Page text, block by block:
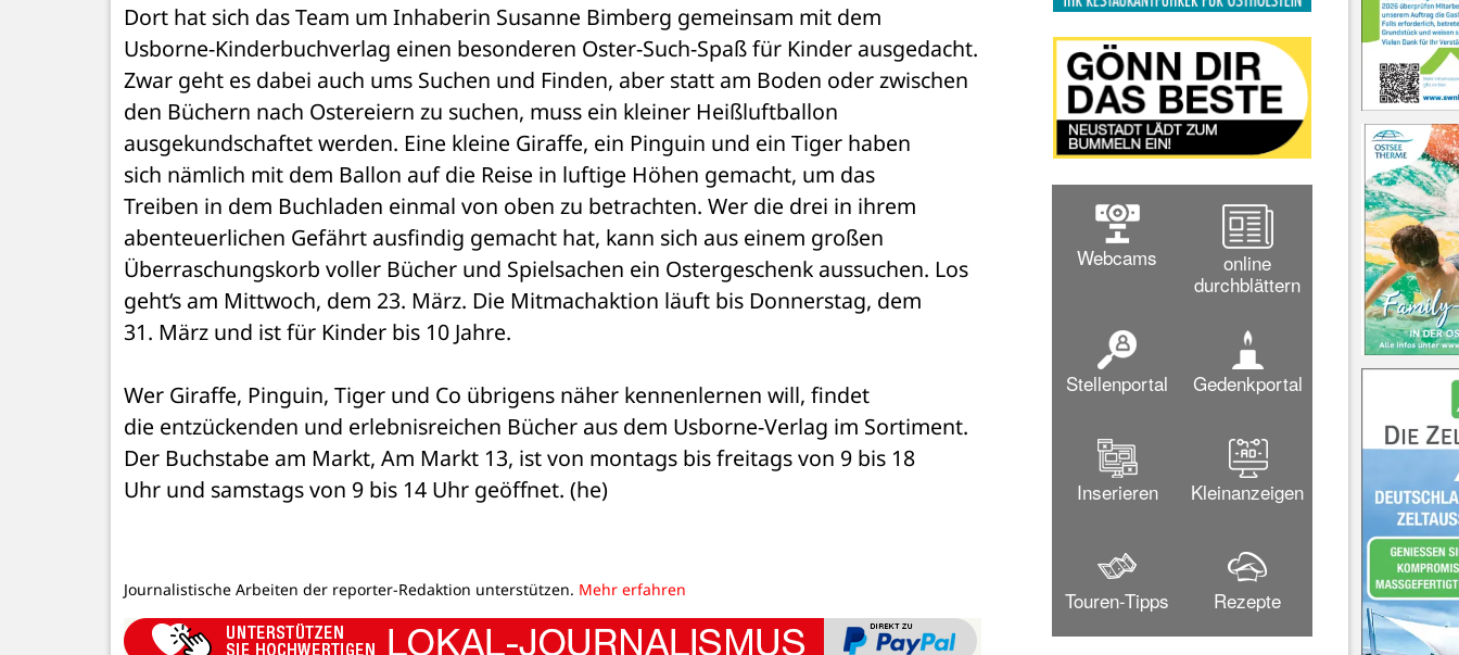
Dort hat sich das Team um Inhaberin Susanne Bimberg gemeinsam mit dem
Usborne-Kinderbuchverlag einen besonderen Oster-Such-Spaß für Kinder ausgedacht.
Zwar geht es dabei auch ums Suchen und Finden, aber statt am Boden oder zwischen
den Büchern nach Ostereiern zu suchen, muss ein kleiner Heißluftballon
ausgekundschaftet werden. Eine kleine Giraffe, ein Pinguin und ein Tiger haben
sich nämlich mit dem Ballon auf die Reise in luftige Höhen gemacht, um das
Treiben in dem Buchladen einmal von oben zu betrachten. Wer die drei in ihrem
abenteuerlichen Gefährt ausfindig gemacht hat, kann sich aus einem großen
Überraschungskorb voller Bücher und Spielsachen ein Ostergeschenk aussuchen. Los
geht‘s am Mittwoch, dem 23. März. Die Mitmachaktion läuft bis Donnerstag, dem
31. März und ist für Kinder bis 10 Jahre.
Wer Giraffe, Pinguin, Tiger und Co übrigens näher kennenlernen will, findet
die entzückenden und erlebnisreichen Bücher aus dem Usborne-Verlag im Sortiment.
Der Buchstabe am Markt, Am Markt 13, ist von montags bis freitags von 9 bis 18
Uhr und samstags von 9 bis 14 Uhr geöffnet. (he)
Journalistische Arbeiten der reporter-Redaktion unterstützen. Mehr erfahren
Webcams
online
durchblättern
Stellenportal Gedenkportal
Inserieren Kleinanzeigen
Touren-Tipps Rezepte